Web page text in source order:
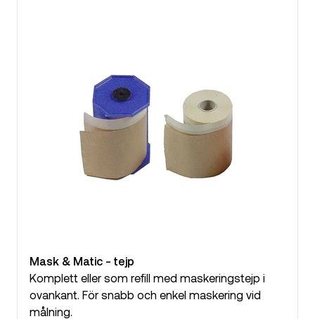
Mask & Matic - tejp
Komplett eller som refill med maskeringstejp i
ovankant. För snabb och enkel maskering vid
målning.